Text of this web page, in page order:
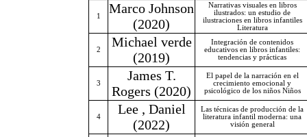
1
Marco Johnson
(2020)
Narrativas visuales en libros
ilustrados: un estudio de
ilustraciones en libros infantiles
Literatura
2
Michael verde
(2019)
Integración de contenidos
educativos en libros infantiles:
tendencias y prácticas
3
James T.
Rogers (2020)
El papel de la narración en el
crecimiento emocional y
psicológico de los niños Niños
4
Lee , Daniel
(2022)
Las técnicas de producción de la
literatura infantil moderna: una
visión general